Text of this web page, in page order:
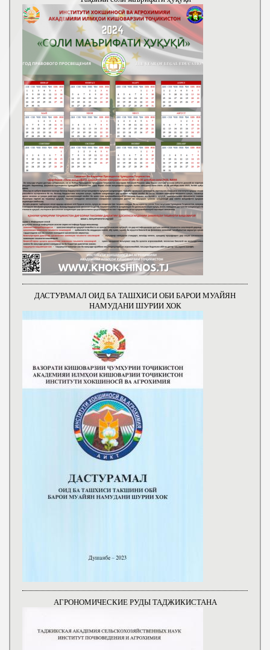
ДАСТУРАМАЛ ОИД БА ТАШХИСИ ОБИ БАРОИ МУАЙЯН
НАМУДАНИ ШУРИИ ХОК
АГРОНОМИЧЕСКИЕ РУДЫ ТАДЖИКИСТАНА